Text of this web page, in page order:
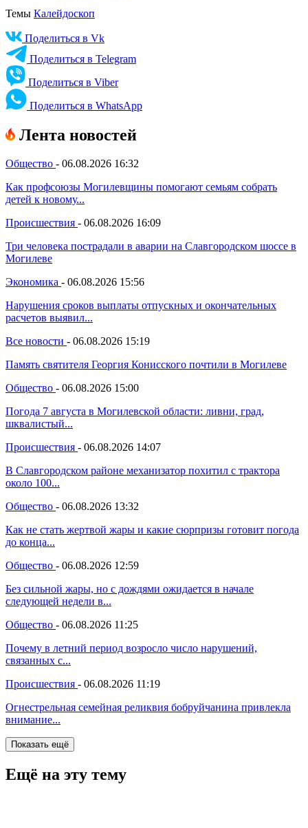
Темы Калейдоскоп
Поделиться в Vk
Поделиться в Telegram
Поделиться в Viber
Поделиться в WhatsApp
Лента новостей
Общество - 06.08.2026 16:32
Как профсоюзы Могилевщины помогают семьям собрать
детей к новому...
Происшествия - 06.08.2026 16:09
Три человека пострадали в аварии на Славгородском шоссе в
Могилеве
Экономика - 06.08.2026 15:56
Нарушения сроков выплаты отпускных и окончательных
расчетов выявил...
Все новости - 06.08.2026 15:19
Память святителя Георгия Конисского почтили в Могилеве
Общество - 06.08.2026 15:00
Погода 7 августа в Могилевской области: ливни, град,
шквалистый...
Происшествия - 06.08.2026 14:07
В Славгородском районе механизатор похитил с трактора
около 100...
Общество - 06.08.2026 13:32
Как не стать жертвой жары и какие сюрпризы готовит погода
до конца...
Общество - 06.08.2026 12:59
Без сильной жары, но с дождями ожидается в начале
следующей недели в...
Общество - 06.08.2026 11:25
Почему в летний период возросло число нарушений,
связанных с...
Происшествия - 06.08.2026 11:19
Огнестрельная семейная реликвия бобруйчанина привлекла
внимание...
Показать ещё
Ещё на эту тему